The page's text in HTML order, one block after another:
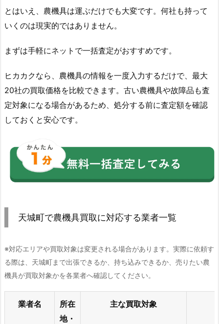
とはいえ、農機具は運ぶだけでも大変です。何社も持って
いくのは現実的ではありません。
まずは手軽にネットで一括査定がおすすめです。
ヒカカクなら、農機具の情報を一度入力するだけで、最大
20社の買取価格を比較できます。古い農機具や故障品も査
定対象になる場合があるため、処分する前に査定額を確認
しておくと安心です。
天城町で農機具買取に対応する業者一覧
※対応エリアや買取対象は変更される場合があります。実際に依頼す
る際は、天城町まで出張できるか、持ち込みできるか、売りたい農
機具が買取対象かを各業者へ確認してください。
業者名
所在
地・
主な買取対象